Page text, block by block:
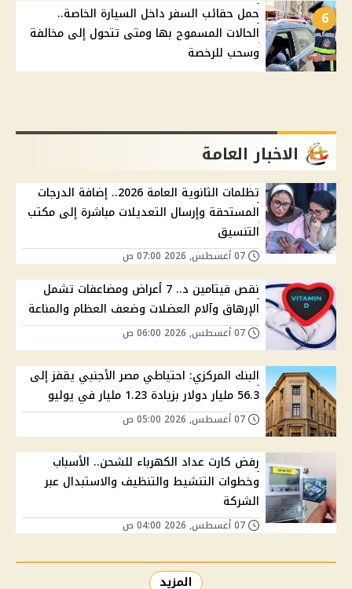
6
حمل حقائب السفر داخل السيارة الخاصة..
الحالات المسموح بها ومتى تتحول إلى مخالفة
وسحب للرخصة
الاخبار العامة
تظلمات الثانوية العامة 2026.. إضافة الدرجات
المستحقة وإرسال التعديلات مباشرة إلى مكتب
التنسيق
نقص فيتامين د.. 7 أعراض ومضاعفات تشمل
الإرهاق وآلام العضلات وضعف العظام والمناعة
البنك المركزي: احتياطي مصر الأجنبي يقفز إلى
56.3 مليار دولار بزيادة 1.23 مليار في يوليو
رفض كارت عداد الكهرباء للشحن.. الأسباب
وخطوات التنشيط والتنظيف والاستبدال عبر
الشركة
المزيد